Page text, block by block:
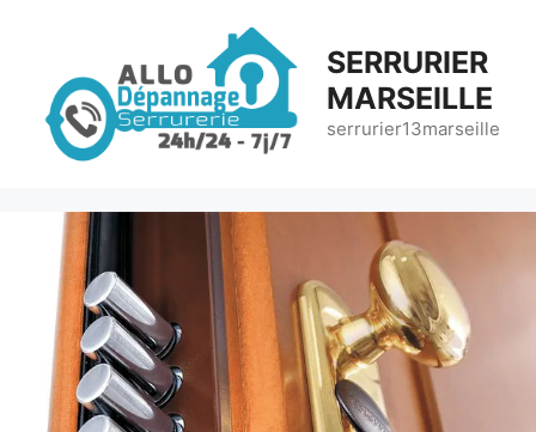
contenu
SERRURIER
MARSEILLE
serrurier13marseille